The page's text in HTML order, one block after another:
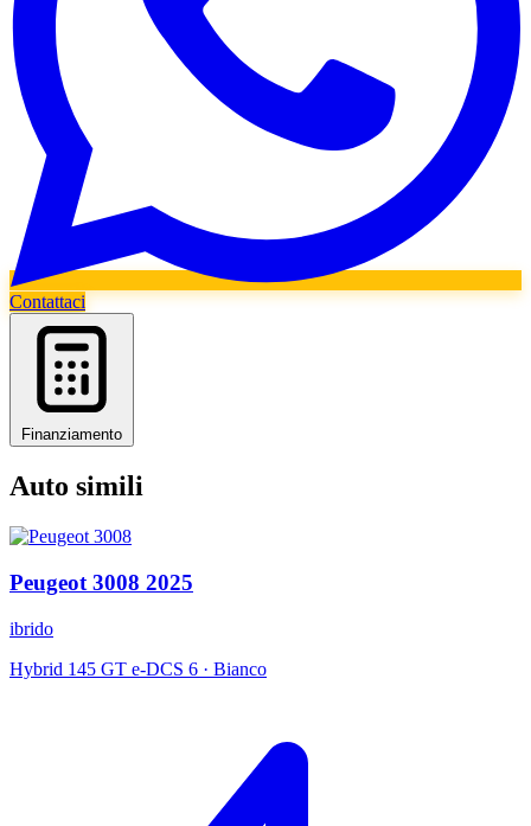
Contattaci
Finanziamento
Auto simili
Peugeot 3008 2025
ibrido
Hybrid 145 GT e-DCS 6 · Bianco